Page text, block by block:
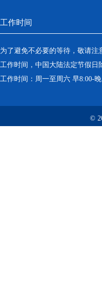
工作时间
为了避免不必要的等待，敬请注
工作时间，中国大陆法定节假日
工作时间：周一至周六 早8:00-
©